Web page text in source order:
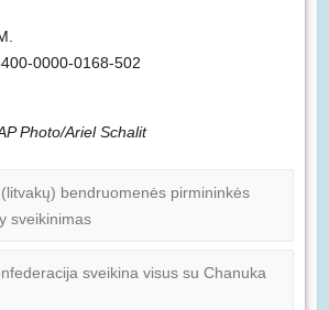
0000-0168-502
Photo/Ariel Schalit
bendruomenės pirmininkės
sveikinimas
sveikina visus su Chanuka